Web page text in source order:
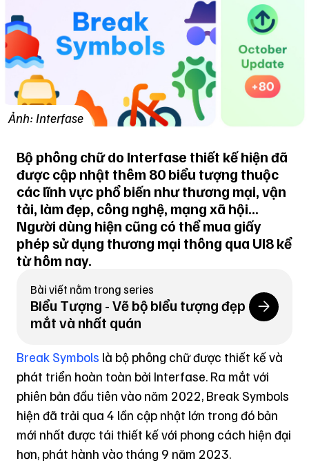
Ảnh: Interfase
Bộ phông chữ do Interfase thiết kế hiện đã
được cập nhật thêm 80 biểu tượng thuộc
các lĩnh vực phổ biến như thương mại, vận
tải, làm đẹp, công nghệ, mạng xã hội...
Người dùng hiện cũng có thể mua giấy
phép sử dụng thương mại thông qua UI8 kể
từ hôm nay.
Bài viết nằm trong series
Biểu Tượng - Vẽ bộ biểu tượng đẹp
mắt và nhất quán
Break Symbols là bộ phông chữđược thiết kế và
phát triển hoàn toàn bởi Interfase. Ra mắt với
phiên bản đầu tiên vào năm 2022, Break Symbols
hiện đã trải qua 4 lần cập nhật lớn trong đó bản
mới nhất được tái thiết kế với phong cách hiện đại
hơn, phát hành vào tháng 9 năm 2023.